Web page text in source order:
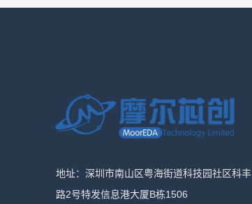
地址：深圳市南山区粤海街道科技园社区科丰
路2号特发信息港大厦B栋1506